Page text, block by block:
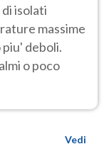
isolati
massime
deboli.
o poco
Vedi